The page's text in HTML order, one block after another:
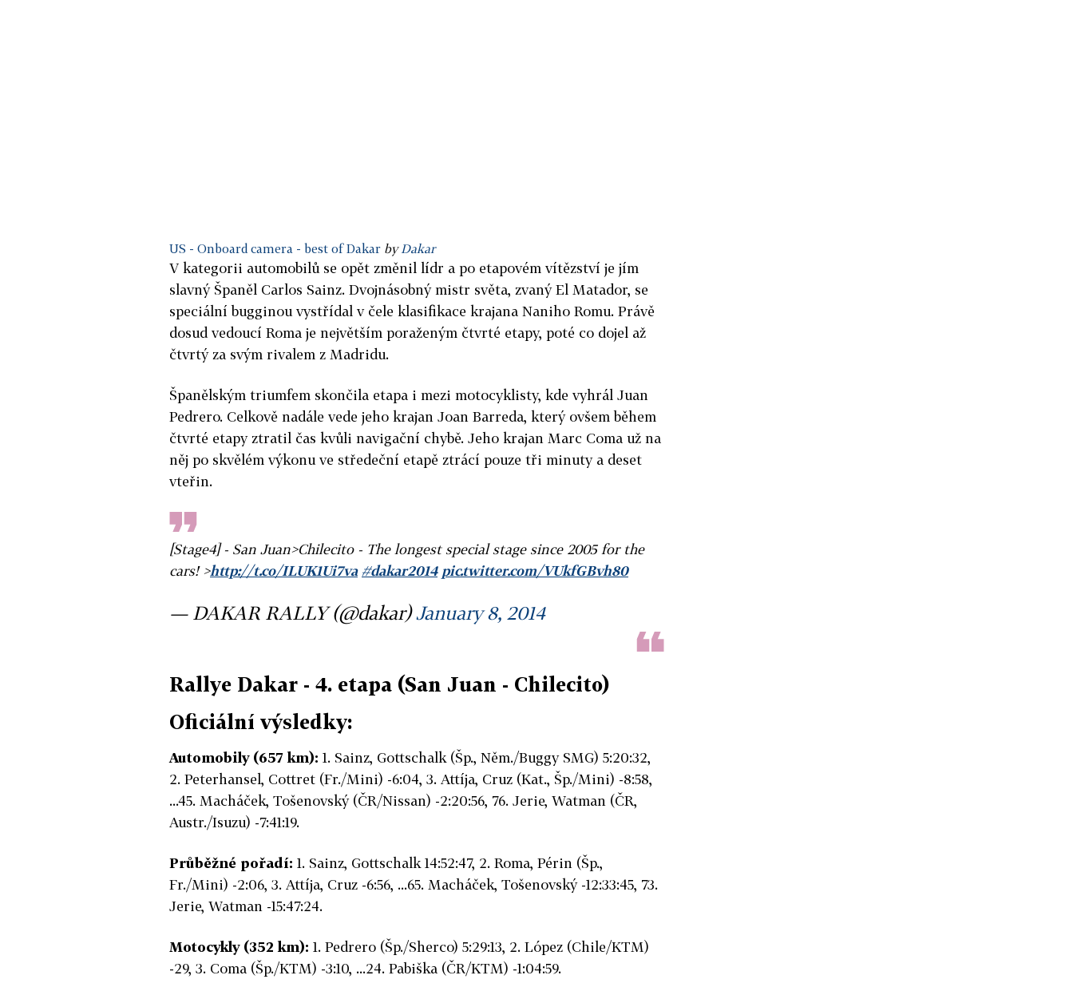
US - Onboard camera - best of Dakar by Dakar
V kategorii automobilů se opět změnil lídr a po etapovém vítězství je jím
slavný Španěl Carlos Sainz. Dvojnásobný mistr světa, zvaný El Matador, se
speciální bugginou vystřídal v čele klasifikace krajana Naniho Romu. Právě
dosud vedoucí Roma je největším poraženým čtvrté etapy, poté co dojel až
čtvrtý za svým rivalem z Madridu.
Španělským triumfem skončila etapa i mezi motocyklisty, kde vyhrál Juan
Pedrero. Celkově nadále vede jeho krajan Joan Barreda, který ovšem během
čtvrté etapy ztratil čas kvůli navigační chybě. Jeho krajan Marc Coma už na
něj po skvělém výkonu ve středeční etapě ztrácí pouze tři minuty a deset
vteřin.
[Stage4] - San Juan>Chilecito - The longest special stage since 2005 for the
cars! >http://t.co/ILUK1Ui7va #dakar2014 pic.twitter.com/VUkfGBvh80
— DAKAR RALLY (@dakar)January 8, 2014
Rallye Dakar - 4. etapa (San Juan - Chilecito)
Oficiální výsledky:
Automobily (657 km): 1. Sainz, Gottschalk (Šp., Něm./Buggy SMG) 5:20:32,
2. Peterhansel, Cottret (Fr./Mini) -6:04, 3. Attíja, Cruz (Kat., Šp./Mini) -8:58,
...45. Macháček, Tošenovský (ČR/Nissan) -2:20:56, 76. Jerie, Watman (ČR,
Austr./Isuzu) -7:41:19.
Průběžné pořadí: 1. Sainz, Gottschalk 14:52:47, 2. Roma, Périn (Šp.,
Fr./Mini) -2:06, 3. Attíja, Cruz -6:56, ...65. Macháček, Tošenovský -12:33:45, 73.
Jerie, Watman -15:47:24.
Motocykly (352 km): 1. Pedrero (Šp./Sherco) 5:29:13, 2. López (Chile/KTM)
-29, 3. Coma (Šp./KTM) -3:10, ...24. Pabiška (ČR/KTM) -1:04:59.